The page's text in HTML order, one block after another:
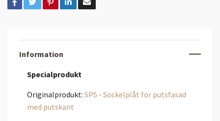
Information
Specialprodukt
Originalprodukt: SP5 - Sockelplåt för putsfasad
med putskant